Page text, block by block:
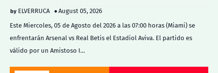
ELVERRUCA
August 05, 2026
Este Miercoles, 05 de Agosto del 2026 a las 07:00 horas (Miami) se
enfrentarán Arsenal vs Real Betis el Estadiol Aviva. El partido es
válido por un Amistoso I…